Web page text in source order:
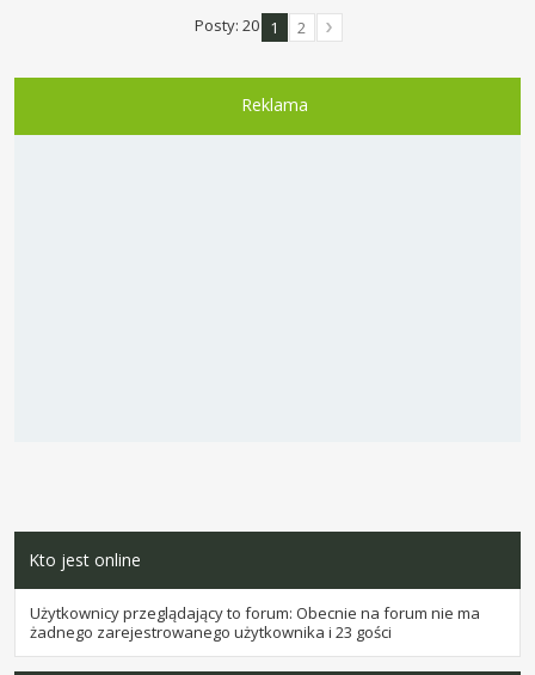
Posty: 20 1 2
Reklama
Kto jest online
Użytkownicy przeglądający to forum: Obecnie na forum nie ma
żadnego zarejestrowanego użytkownika i 23 gości